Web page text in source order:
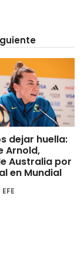
dejar huella:
Arnold,
Australia por
en Mundial
EFE